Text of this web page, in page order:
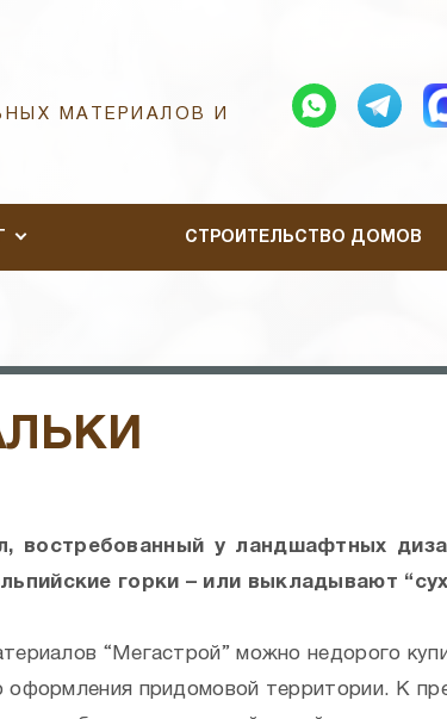
МАТЕРИАЛОВ И
СТРОИТЕЛЬСТВО ДОМОВ
востребованный у ландшафтных
горки – или выкладывают
“Мегастрой” можно недорого
оформления придомовой территории. К